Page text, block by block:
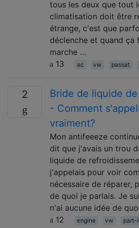
tous les deux que tout
climatisation doit être
étrange, c'est que
déclenche et quand ça
marche …
13
ac vw passat
2
Bride de liquide
- Comment
vraiment?
Mon antifeeeze
dit que j'avais un trou
liquide de
j'appelais pour voir
nécessaire de réparer,
de quoi je parlais. Je
n'ai aucune idée de
12
engine vw part-